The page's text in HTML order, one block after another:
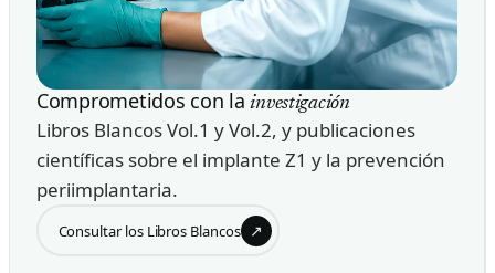
Comprometidos con lainvestigación
Libros Blancos Vol.1 y Vol.2, y publicaciones
científicas sobre el implante Z1 y la prevención
periimplantaria.
Consultar los Libros Blancos ↗